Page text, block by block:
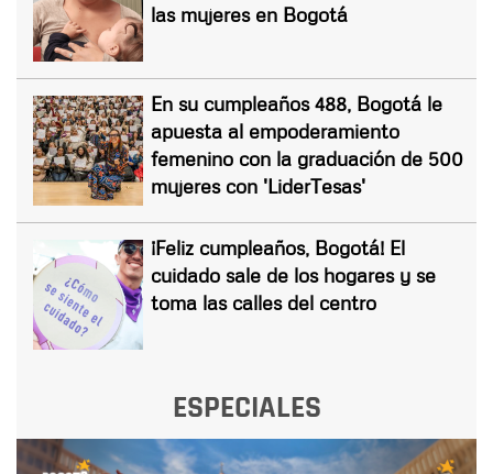
las mujeres en Bogotá
En su cumpleaños 488, Bogotá le
apuesta al empoderamiento
femenino con la graduación de 500
mujeres con 'LiderTesas'
¡Feliz cumpleaños, Bogotá! El
cuidado sale de los hogares y se
toma las calles del centro
ESPECIALES